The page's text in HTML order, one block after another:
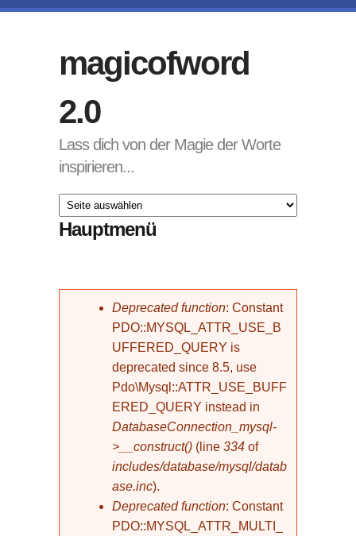
magicofword
2.0
Lass dich von der Magie der Worte
inspirieren...
Hauptmenü
Fehlermeldung
Deprecated function: Constant
PDO::MYSQL_ATTR_USE_B
UFFERED_QUERY is
deprecated since 8.5, use
Pdo\Mysql::ATTR_USE_BUFF
ERED_QUERY instead in
DatabaseConnection_mysql-
>__construct() (line 334 of
includes/database/mysql/datab
ase.inc).
Deprecated function: Constant
PDO::MYSQL_ATTR_MULTI_